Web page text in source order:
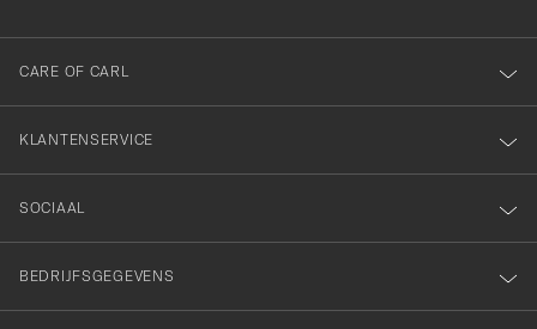
onze
nieuwsbrief!
CARE OF CARL
KLANTENSERVICE
SOCIAAL
BEDRIJFSGEGEVENS